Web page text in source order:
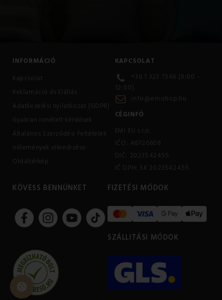
INFORMÁCIÓ
Kapcsolat
Reklamáció és Elállás
Adatkezelési nyilatkozat (GDPR)
Gyakran ismételt kérdések
Általános Szerződési Feltételek
Vélemények ellenőrzése
Oldaltérkép
KAPCSOLAT
+36 1 323 7346 (8:00 -
12:00)
info@emishop.hu
CÉGINFÓ
EMI EU s.r.o.
IČO: 46726608
DIČ: 2023542455
IČ DPH: SK 2023542455
KÖVESS BENNÜNKET FIZETÉSI MÓDOK
SZÁLLITÁSI MÓDOK